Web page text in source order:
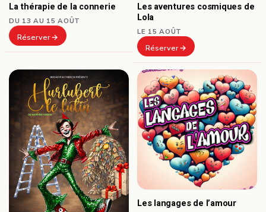
La thérapie de la connerie
DU 13 AU 15 AOÛT
Réserver
Les aventures cosmiques de
Lola
LE 15 AOÛT
Réserver
Les langages de l’amour